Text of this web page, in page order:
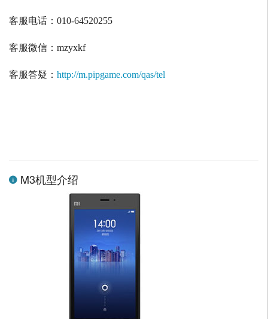
客服电话： 010-64520255
客服微信： mzyxkf
客服答疑： http://m.pipgame.com/qas/tel
M3机型介绍